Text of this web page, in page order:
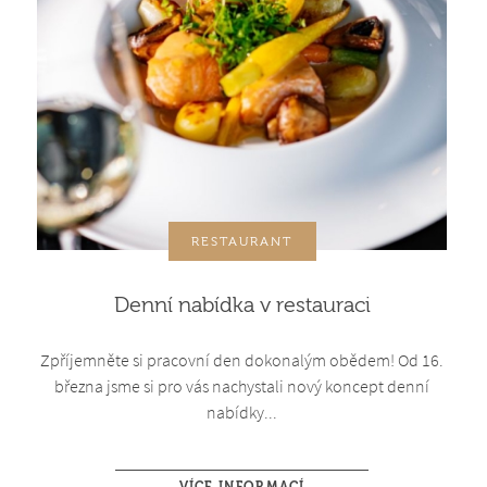
RESTAURANT
Denní nabídka v restauraci
Zpříjemněte si pracovní den dokonalým obědem! Od 16.
března jsme si pro vás nachystali nový koncept denní
nabídky...